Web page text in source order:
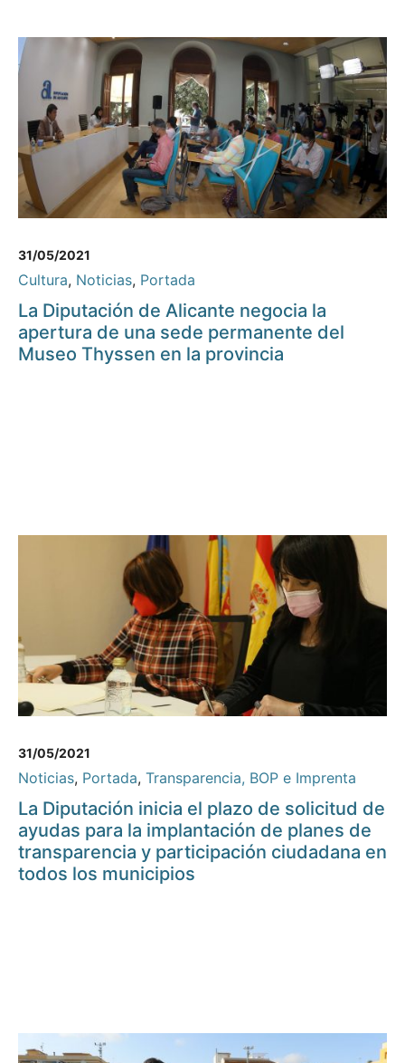
31/05/2021
Cultura, Noticias, Portada
La Diputación de Alicante negocia la
apertura de una sede permanente del
Museo Thyssen en la provincia
31/05/2021
Noticias, Portada, Transparencia, BOP e Imprenta
La Diputación inicia el plazo de solicitud de
ayudas para la implantación de planes de
transparencia y participación ciudadana en
todos los municipios